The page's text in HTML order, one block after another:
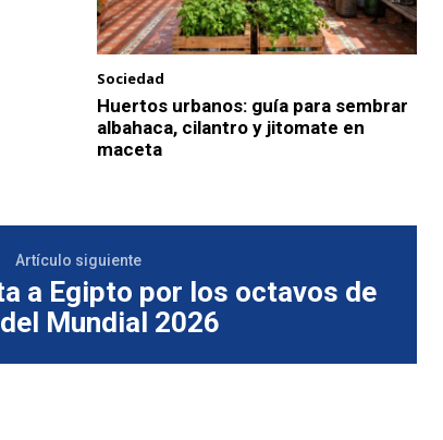
Sociedad
Huertos urbanos: guía para sembrar
albahaca, cilantro y jitomate en
maceta
Artículo siguiente
a Egipto por los octavos de
Mundial 2026